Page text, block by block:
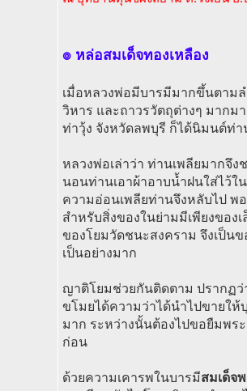
๏ หล่อสมเด็จทองเหลือง
เมื่อหลวงพ่อมีบารมีมากขึ้นตาม
วิหาร และถาวรวัตถุต่างๆ มาก
ท่าวุ้ง จังหวัดลพบุรี ก็ได้นิมนต์ท่า
หลวงพ่อเล่าว่า ท่านเพลียมากจึ
นอนท่านเอาผ้าอาบน้ำฝนใส่ไว้ใ
ความอ่อนเพลียท่านจึงหลับไป พ
สำหรับสิ่งของในย่ามมีเพียงของ
ของโยมวัดชนะสงคราม จึงเป็น
เป็นอย่างมาก
ญาติโยมช่วยกันติดตาม ปรากฏว่
ขโมยได้ความว่าได้นำไปขายใ
มาก ระหว่างนั้นต้องไปขอยืมพระ
ก่อน
ด้วยความเคารพในบารมีสมเด็จ